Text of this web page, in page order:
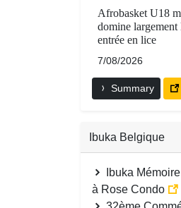
Afrobasket U18
domine
entrée en lice
7/08/2026
Summary
Ibuka Belgique
Ibuka
à Rose Condo